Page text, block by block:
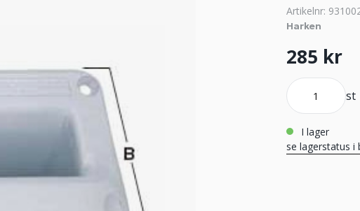
Artikelnr:
Harken
285 kr
st
i lager
se lagerstatus i